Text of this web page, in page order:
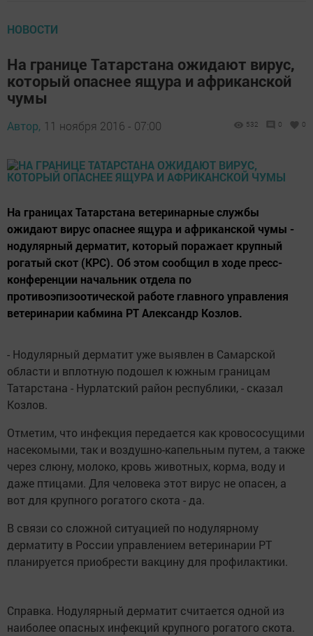
НОВОСТИ
На границе Татарстана ожидают вирус,
который опаснее ящура и африканской
чумы
Автор, 11 ноября 2016 - 07:00 532 0 0
На границах Татарстана ветеринарные службы
ожидают вирус опаснее ящура и африканской чумы -
нодулярный дерматит, который поражает крупный
рогатый скот (КРС). Об этом сообщил в ходе пресс-
конференции начальник отдела по
противоэпизоотической работе главного управления
ветеринарии кабмина РТ Александр Козлов.
- Нодулярный дерматит уже выявлен в Самарской
области и вплотную подошел к южным границам
Татарстана - Нурлатский район республики, - сказал
Козлов.
Отметим, что инфекция передается как кровососущими
насекомыми, так и воздушно-капельным путем, а также
через слюну, молоко, кровь животных, корма, воду и
даже птицами. Для человека этот вирус не опасен, а
вот для крупного рогатого скота - да.
В связи со сложной ситуацией по нодулярному
дерматиту в России управлением ветеринарии РТ
планируется приобрести вакцину для профилактики.
​Справка. Нодулярный дерматит считается одной из
наиболее опасных инфекций крупного рогатого скота.